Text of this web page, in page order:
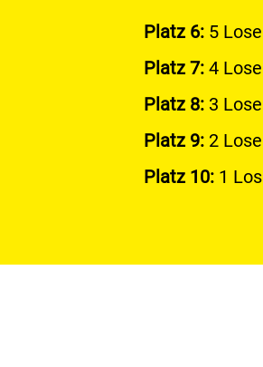
Platz 6: 5 Lose
Platz 7: 4 Lose
Platz 8: 3 Lose
Platz 9: 2 Lose
Platz 10: 1 Los